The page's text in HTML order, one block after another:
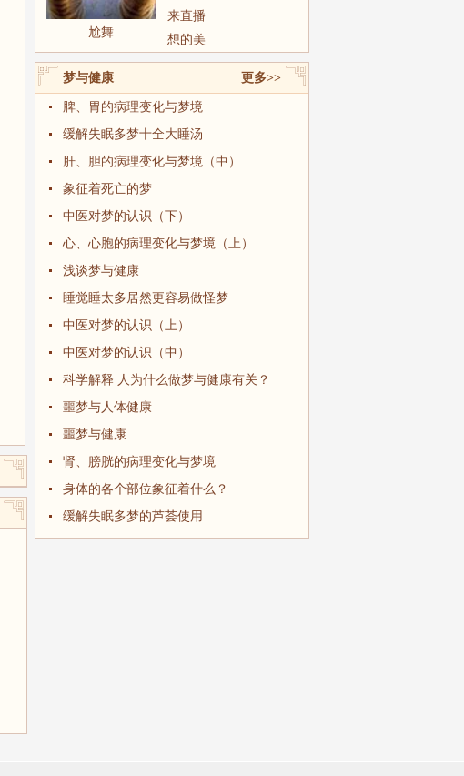
尬舞
来直播
想的美
更多>>
梦与健康
脾、胃的病理变化与梦境
缓解失眠多梦十全大睡汤
肝、胆的病理变化与梦境（中）
象征着死亡的梦
中医对梦的认识（下）
心、心胞的病理变化与梦境（上）
浅谈梦与健康
睡觉睡太多居然更容易做怪梦
中医对梦的认识（上）
中医对梦的认识（中）
科学解释 人为什么做梦与健康有关？
噩梦与人体健康
噩梦与健康
肾、膀胱的病理变化与梦境
身体的各个部位象征着什么？
缓解失眠多梦的芦荟使用